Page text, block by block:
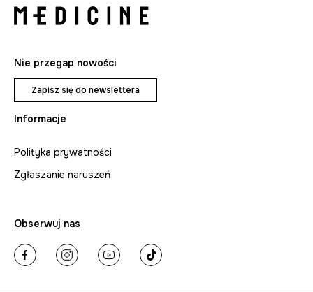
Nie przegap nowości
Zapisz się do newslettera
Informacje
Polityka prywatności
Zgłaszanie naruszeń
Obserwuj nas